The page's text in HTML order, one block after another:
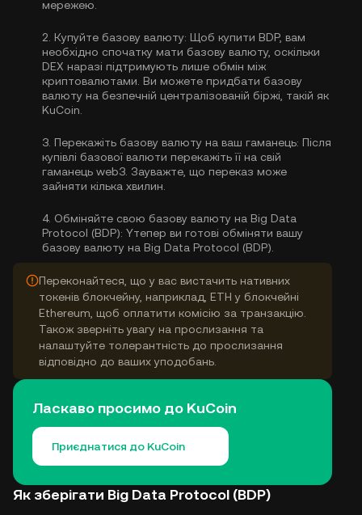
мережею.
2. Купуйте базову валюту: Щоб купити BDP, вам
необхідно спочатку мати базову валюту, оскільки
DEX наразі підтримують лише обмін між
криптовалютами. Ви можете придбати базову
валюту на безпечній централізованій біржі, такій як
KuCoin.
3. Перекажіть базову валюту на ваш гаманець: Після
купівлі базової валюти перекажіть її на свій
гаманець web3. Зауважте, що переказ може
зайняти кілька хвилин.
4. Обміняйте свою базову валюту на Big Data
Protocol (BDP): Yтепер ви готові обміняти вашу
базову валюту на Big Data Protocol (BDP).
Переконайтеся, що у вас вистачить нативних
токенів блокчейну, наприклад, ETH у блокчейні
Ethereum, щоб оплатити комісію за транзакцію.
Також зверніть увагу на прослизання та
налаштуйте толерантність до прослизання
відповідно до ваших уподобань.
Ласкаво просимо до KuCoin
Приєднатися до KuCoin
Як зберігати Big Data Protocol (BDP)